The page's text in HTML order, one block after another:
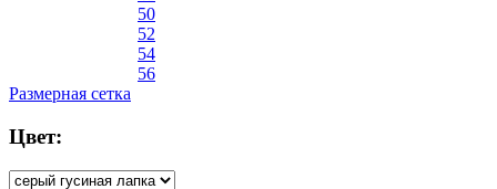
50
52
54
56
Размерная сетка
Цвет: